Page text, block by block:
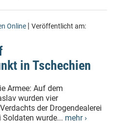
Online | Veröffentlicht am:
in Tschechien
Armee: Auf dem
wurden vier
der Drogendealerei
wurde... mehr ›